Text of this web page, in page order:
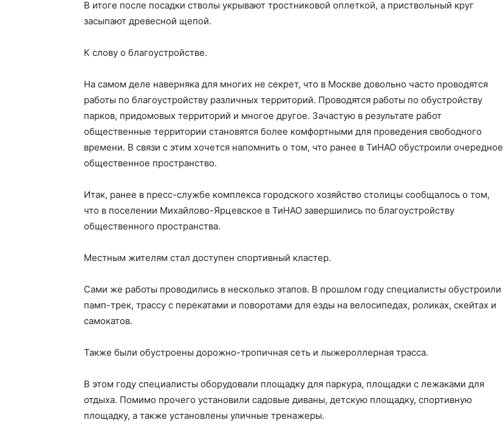
В итоге после посадки стволы укрывают тростниковой оплеткой, а приствольный круг
засыпают древесной щепой.
К слову о благоустройстве.
На самом деле наверняка для многих не секрет, что в Москве довольно часто проводятся
работы по благоустройству различных территорий. Проводятся работы по обустройству
парков, придомовых территорий и многое другое. Зачастую в результате работ
общественные территории становятся более комфортными для проведения свободного
времени. В связи с этим хочется напомнить о том, что ранее в ТиНАО обустроили очередное
общественное пространство.
Итак, ранее в пресс-службе комплекса городского хозяйство столицы сообщалось о том,
что в поселении Михайлово-Ярцевское в ТиНАО завершились по благоустройству
общественного пространства.
Местным жителям стал доступен спортивный кластер.
Сами же работы проводились в несколько этапов. В прошлом году специалисты обустроили
памп-трек, трассу с перекатами и поворотами для езды на велосипедах, роликах, скейтах и
самокатов.
Также были обустроены дорожно-тропичная сеть и лыжероллерная трасса.
В этом году специалисты оборудовали площадку для паркура, площадки с лежаками для
отдыха. Помимо прочего установили садовые диваны, детскую площадку, спортивную
площадку, а также установлены уличные тренажеры.